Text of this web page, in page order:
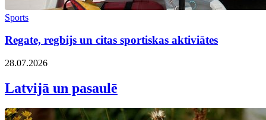
Sports
Regate, regbijs un citas sportiskas aktiviātes
28.07.2026
Latvijā un pasaulē